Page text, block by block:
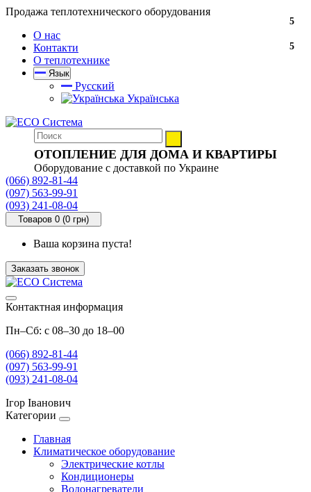
Продажа теплотехнического оборудования
О нас
Контакти
О теплотехнике
Язык
Русский
Українська
ОТОПЛЕНИЕ ДЛЯ ДОМА И КВАРТИРЫ
Оборудование с доставкой по Украине
(066) 892-81-44
(097) 563-99-91
(093) 241-08-04
Товаров 0 (0 грн)
Ваша корзина пуста!
Заказать звонок
Контактная информация
Пн–Сб: с 08–30 до 18–00
(066) 892-81-44
(097) 563-99-91
(093) 241-08-04
Ігор Іванович
Категории
Главная
Климатическое оборудование
Электрические котлы
Кондиционеры
Водонагреватели
5
5